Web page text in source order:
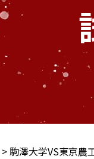
>駒澤大学VS東京農